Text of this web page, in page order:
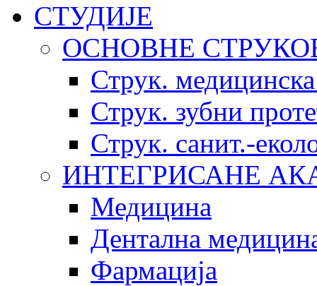
СТУДИЈЕ
ОСНОВНЕ
Струк. медицинска
Струк. зубни
Струк. санит.-
ИНТЕГРИСАНЕ
Медицина
Дентална
Фармација